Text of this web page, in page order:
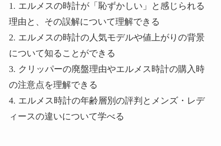
1. エルメスの時計が「恥ずかしい」と感じられる
理由と、その誤解について理解できる
2. エルメスの時計の人気モデルや値上がりの背景
について知ることができる
3. クリッパーの廃盤理由やエルメス時計の購入時
の注意点を理解できる
4. エルメス時計の年齢層別の評判とメンズ・レデ
ィースの違いについて学べる